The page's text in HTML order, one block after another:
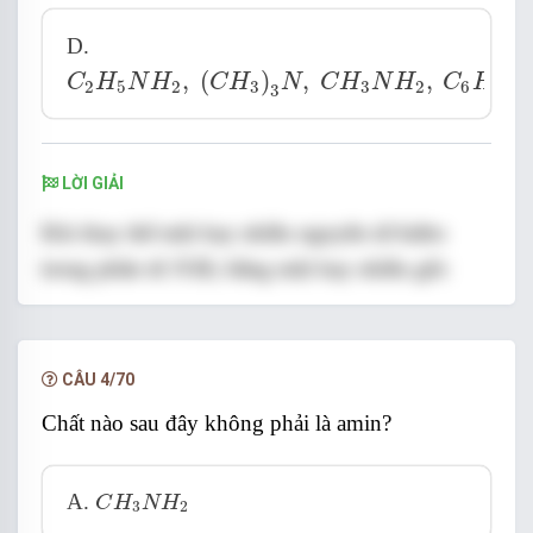
D.
C2H5NH2, (CH3)3N, CH3NH2, C6H
C2 H5 NH2 CH3 3 N, H3N H2, 6H 5N
LỜI GIẢI
Khi thay thế một hay nhiều nguyên tử hiđro
trong phân tử
NH3
bằng một hay nhiều gốc
hiđrocacbon ta được amin
CÂU 4/70
Chất nào sau đây không phải là amin?
A. CH3NH2
CH3 NH2